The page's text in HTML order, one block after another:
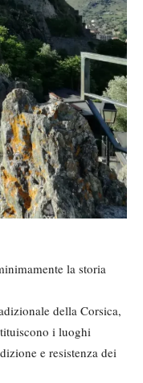
la storia
della Corsica,
i luoghi
e resistenza dei